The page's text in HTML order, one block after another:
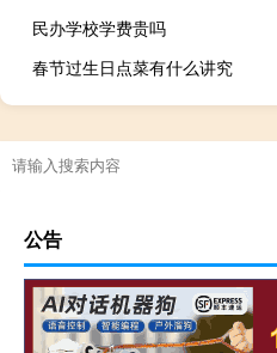
民办学校学费贵吗
春节过生日点菜有什么讲究
公告